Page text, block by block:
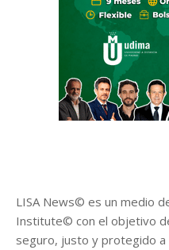
LISA News© es un medio
Institute© con el objetivo
seguro, justo y protegido